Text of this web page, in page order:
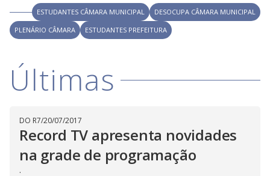
i
d
o
ESTUDANTES CÂMARA MUNICIPAL
DESOCUPA CÂMARA MUNICIPAL
PLENÁRIO CÂMARA
ESTUDANTES PREFEITURA
Últimas
DO R7/20/07/2017
Record TV apresenta novidades
na grade de programação
.